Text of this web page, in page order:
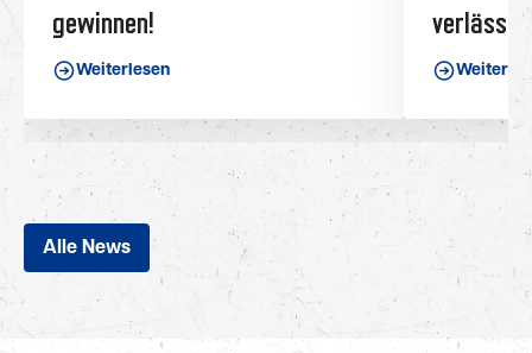
gewinnen!
Weiterlesen
verlässt
Alle News